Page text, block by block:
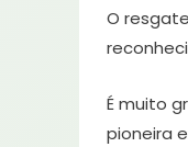
O
É muito
pioneira